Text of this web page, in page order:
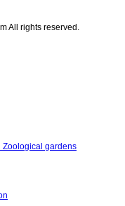
All rights reserved.
Zoological gardens